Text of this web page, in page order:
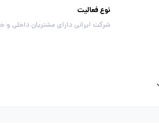
نوع فعالیت
شرکت ایرانی دارای مشتریان داخلی و